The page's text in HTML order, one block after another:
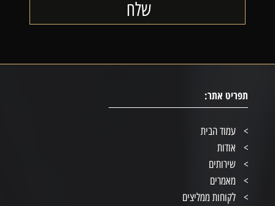
תפריט אתר:
עמוד הבית
אודות
שירותים
מאמרים
לקוחות ממליצים